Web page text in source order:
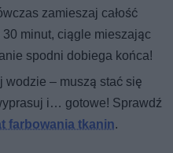
zamieszaj całość
minut, ciągle mieszając
spodni dobiega końca!
wodzie – muszą stać się
i… gotowe! Sprawdź
farbowania tkanin.